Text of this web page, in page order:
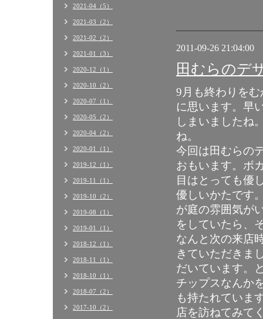
2011-09-26 21:04:00
田むらのデ
9月も終わりを
に思います。早
しまいましたね
ね。
今回は田むらの
おもいます。ボ
目はとっても優
優しいかたです
が庭の雰囲気が
をしていたら、
なんと次の来店
きていただきま
だいています。
チップスなんか
も持たれていま
店を訪ねてみて
2021-04（5）
2021-03（2）
2021-02（2）
2021-01（3）
2020-12（1）
2020-10（2）
2020-07（1）
2020-05（2）
2020-04（2）
2020-01（1）
2019-12（1）
2019-11（1）
2019-10（2）
2019-08（1）
2019-01（1）
2018-12（1）
2018-11（1）
2018-10（1）
2018-07（2）
2017-10（2）